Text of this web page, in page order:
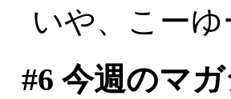
いや、こー
#6 今週のマ